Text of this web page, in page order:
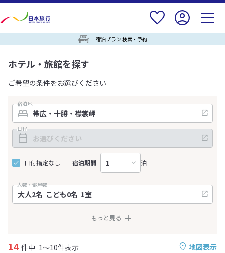
宿泊プラン 検索・予約
ホテル・旅館を探す
ご希望の条件をお選びください
宿泊地
日程
日付指定なし 宿泊期間 泊
人数・部屋数
もっと見る
地図表示
14 件中 1～10件表示